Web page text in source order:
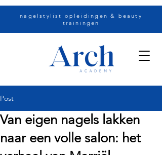
nagelstylist opleidingen & beauty
trainingen
Post
Van eigen nagels lakken
naar een volle salon: het